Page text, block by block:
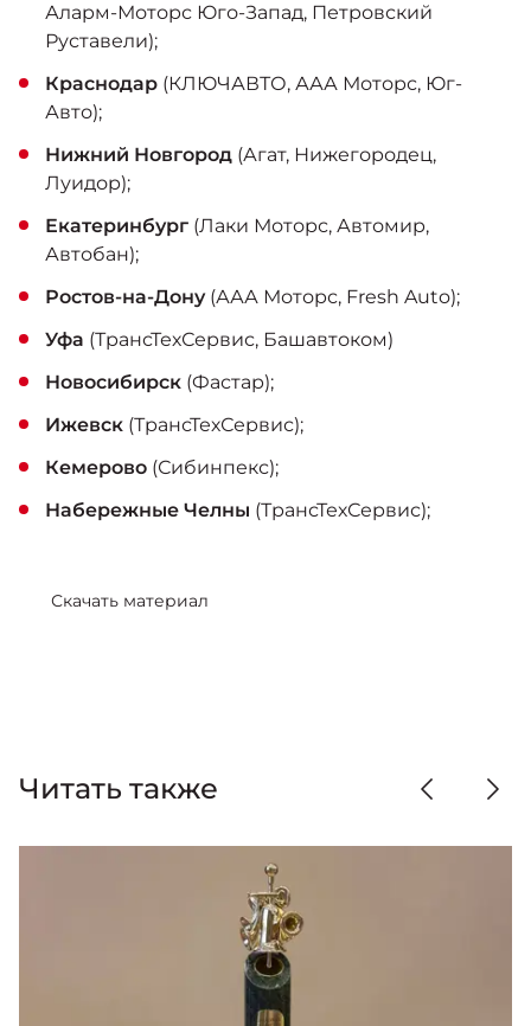
Аларм-Моторс Юго-Запад, Петровский
Руставели);
Краснодар (КЛЮЧАВТО, ААА Моторс, Юг-
Авто);
Нижний Новгород (Агат, Нижегородец,
Луидор);
Екатеринбург (Лаки Моторс, Автомир,
Автобан);
Ростов-на-Дону(ААА Моторс, Fresh Auto);
Уфа (ТрансТехСервис, Башавтоком)
Новосибирск (Фастар);
Ижевск (ТрансТехСервис);
Кемерово (Сибинпекс);
Набережные Челны (ТрансТехСервис);
Скачать материал
Читать также